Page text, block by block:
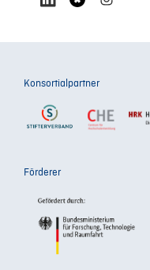
Konsortialpartner
Förderer